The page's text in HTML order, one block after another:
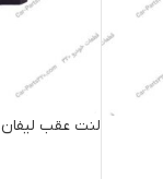
لنت عقب لیفان 820 PARS BLUE